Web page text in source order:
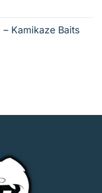
Kamikaze Baits